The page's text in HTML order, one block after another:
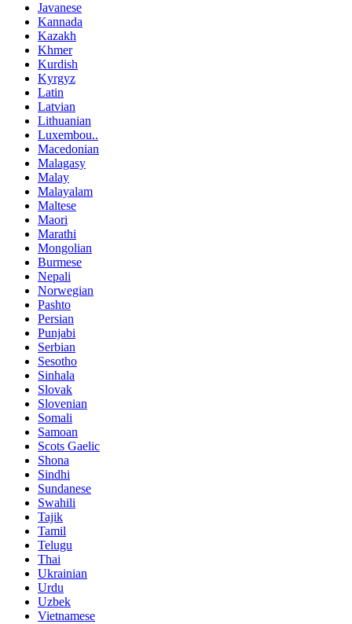
Javanese
Kannada
Kazakh
Khmer
Kurdish
Kyrgyz
Latin
Latvian
Lithuanian
Luxembou..
Macedonian
Malagasy
Malay
Malayalam
Maltese
Maori
Marathi
Mongolian
Burmese
Nepali
Norwegian
Pashto
Persian
Punjabi
Serbian
Sesotho
Sinhala
Slovak
Slovenian
Somali
Samoan
Scots Gaelic
Shona
Sindhi
Sundanese
Swahili
Tajik
Tamil
Telugu
Thai
Ukrainian
Urdu
Uzbek
Vietnamese